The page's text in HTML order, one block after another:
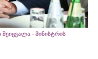
- მინისტრის